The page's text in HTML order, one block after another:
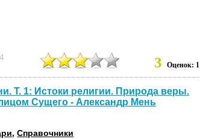
3 Оценок: 1
Т. 1: Истоки религии. Природа веры.
Сущего - Александр Мень
,Справочники